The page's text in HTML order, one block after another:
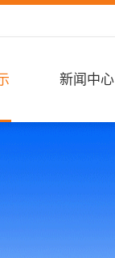
新闻中心